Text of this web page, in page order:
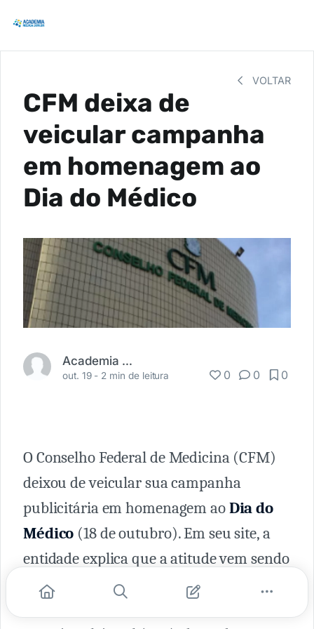
VOLTAR
CFM deixa de
veicular campanha
em homenagem ao
Dia do Médico
Academia Médica
out. 19 - 2 min de leitura 0 0 0
O Conselho Federal de Medicina (CFM)
deixou de veicular sua campanha
publicitária em homenagem aoDia do
Médico (18 de outubro). Em seu site, a
entidade explica que a atitude vem sendo
tomada em virtude das Eleições Gerais de